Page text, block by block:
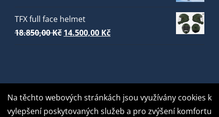
TFX full face helmet
18.850,00Kč Původní
14.500,00 KčAktuální
Na těchto webových stránkách jsou využívány cookies k
vylepšení poskytovaných služeb a pro zvýšení komfortu